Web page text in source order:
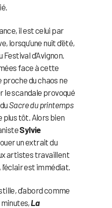
il est celui par
lorsqu’une nuit d’été,
Festival d’Avignon.
face à cette
proche du chaos ne
le scandale provoqué
Sacre du printemps
plus tôt. Alors bien
Sylvie
un extrait du
artistes travaillent
est immédiat.
d’abord comme
La